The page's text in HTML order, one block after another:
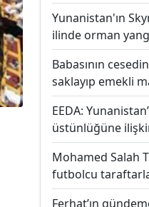
Yunanistan'ın
ilinde orman
Babasının
saklayıp emekli
EEDA:
üstünlüğüne
Mohamed Salah
futbolcu
Ferhat’ın